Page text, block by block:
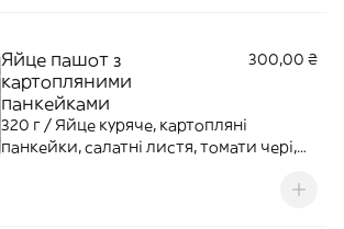
Яйце пашот з
картопляними
панкейками
300,00 ₴
320 г / Яйце куряче, картопляні
панкейки, салатні листя, томати чері,